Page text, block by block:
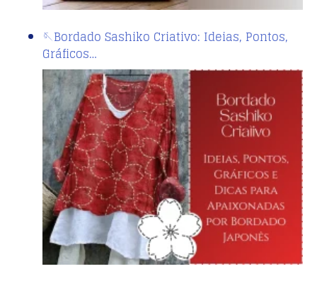
🪡Bordado Sashiko Criativo: Ideias, Pontos,
Gráficos…